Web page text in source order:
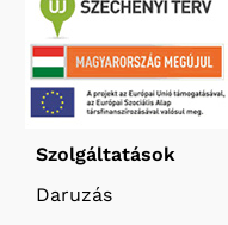
Szolgáltatások
Daruzás